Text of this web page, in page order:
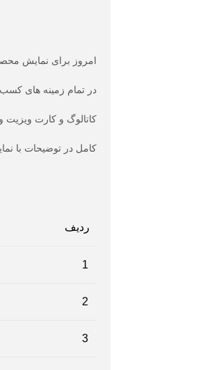
امروز برای نمایش
در تمام زمینه های کسب
کاتالوگ و کارت ویزیت
کامل در توضیحات با
ردیف
1
2
3